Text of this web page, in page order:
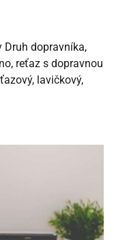
Druh dopravníka,
reťaz s dopravnou
lavičkový,